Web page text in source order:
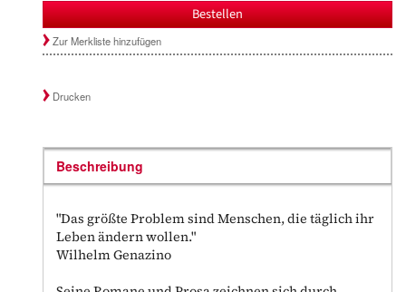
Bestellen
Zur Merkliste hinzufügen
Drucken
Beschreibung
"Das größte Problem sind Menschen, die täglich ihr
Leben ändern wollen."
Wilhelm Genazino